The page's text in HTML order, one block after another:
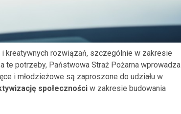
kreatywnych rozwiązań, szczególnie w zakresie
te potrzeby, Państwowa Straż Pożarna wprowadza
i młodzieżowe są zaproszone do udziału w
społeczności w zakresie budowania